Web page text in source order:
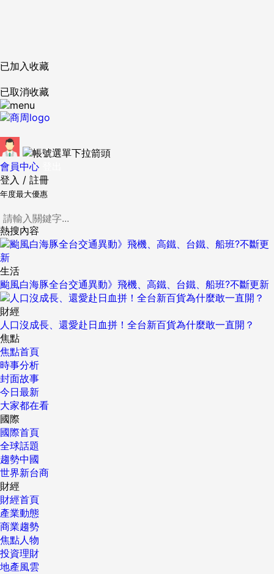
已加入收藏
已取消收藏
會員中心
登入 / 註冊
年度最大優惠
熱搜內容
生活
颱風白海豚全台交通異動》飛機、高鐵、台鐵、船班?不斷更新
財經
人口沒成長、還愛赴日血拼！全台新百貨為什麼敢一直開？
焦點
焦點首頁
時事分析
封面故事
今日最新
大家都在看
國際
國際首頁
全球話題
趨勢中國
世界新台商
財經
財經首頁
產業動態
商業趨勢
焦點人物
投資理財
地產風雲